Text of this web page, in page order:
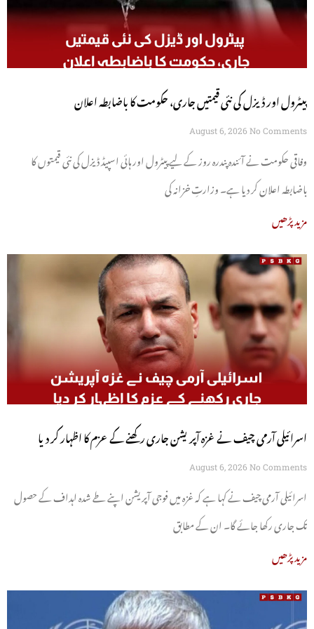
پیٹرول اور ڈیزل کی نئی قیمتیں جاری، حکومت کا باضابطہ اعلان
August 6, 2026 No Comments
وفاقی حکومت نے آئندہ پندرہ روز کے لیے پیٹرول اور ہائی اسپیڈ ڈیزل کی نئی قیمتوں کا
باضابطہ اعلان کر دیا ہے۔ وزارتِ خزانہ کی
مزید پڑھیں
اسرائیلی آرمی چیف نے غزہ آپریشن جاری رکھنے کے عزم کا اظہار کر دیا
August 6, 2026 No Comments
اسرائیلی آرمی چیف نے کہا ہے کہ غزہ میں فوجی آپریشن اپنے طے شدہ اہداف کے حصول
تک جاری رکھا جائے گا۔ ان کے مطابق
مزید پڑھیں